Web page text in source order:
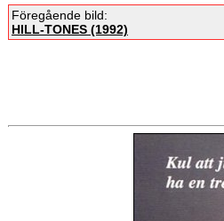
Föregående bild:
HILL-TONES (1992)